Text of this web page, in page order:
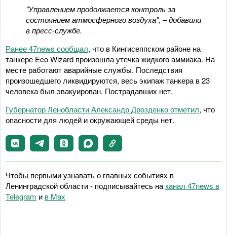
"Управлением продолжается контроль за
состоянием атмосферного воздуха", – добавили
в пресс-службе.
Ранее 47news сообщал, что в Кингисеппском районе на
танкере Eco Wizard произошла утечка жидкого аммиака. На
месте работают аварийные службы. Последствия
произошедшего ликвидируются, весь экипаж танкера в 23
человека был эвакуирован. Пострадавших нет.
Губернатор Ленобласти Александр Дрозденко отметил, что
опасности для людей и окружающей среды нет.
Чтобы первыми узнавать о главных событиях в
Ленинградской области - подписывайтесь на канал 47news в
Telegram и в Maх